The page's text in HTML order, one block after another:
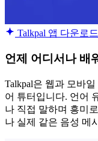
Talkpal 앱 다운로드
언제 어디서나 배
Talkpal은 웹과 모바
어 튜터입니다. 언어
나 직접 말하며 흥미
나 실제 같은 음성 메